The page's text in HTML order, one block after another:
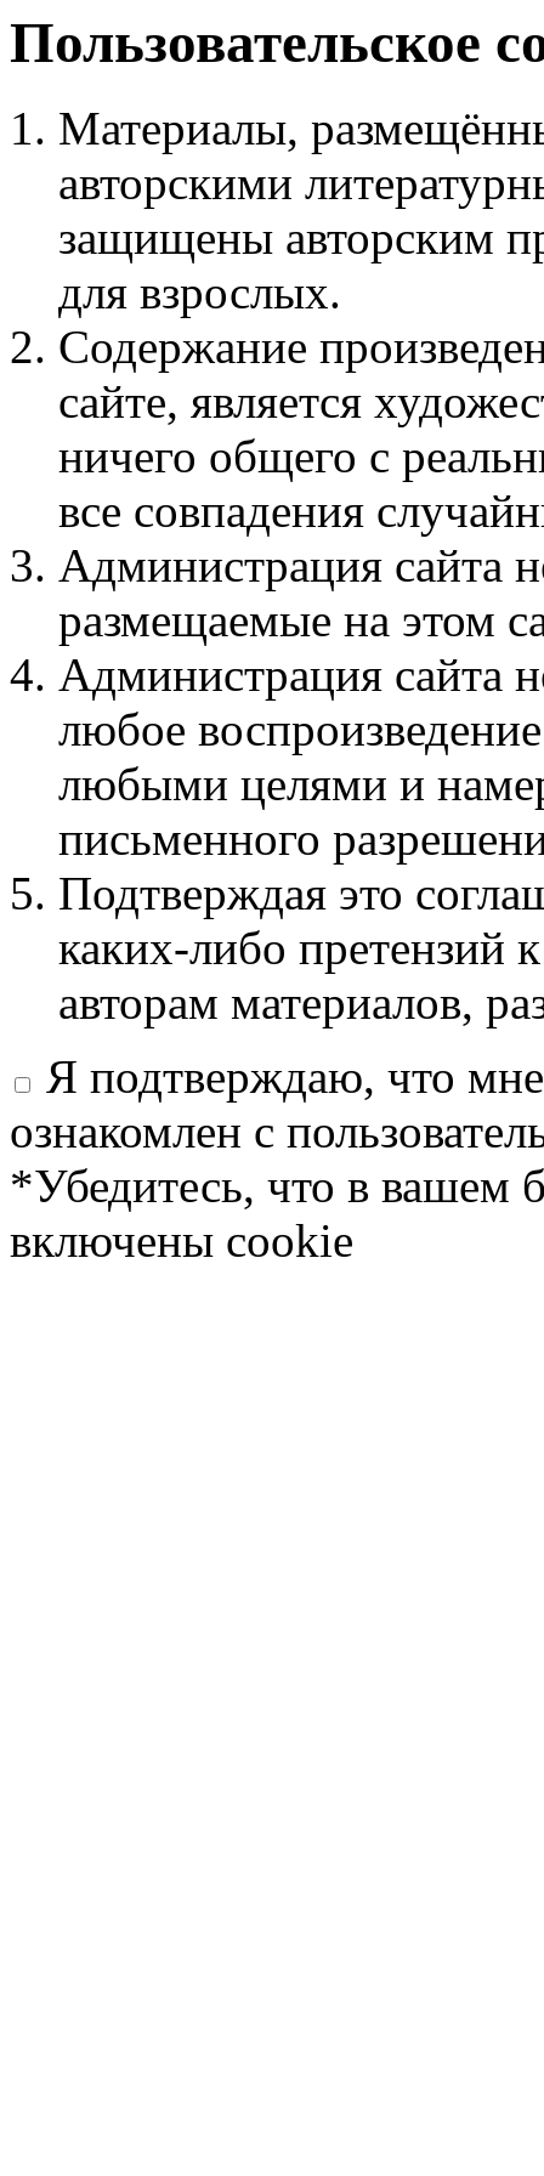
Пользовательское
Материалы,
авторскими
защищены авторским
для взрослых.
Содержание
сайте, является
ничего общего с
все совпадения
Администрация сайта
размещаемые на этом
Администрация сайта
любое
любыми целями и
письменного
Подтверждая это
каких-либо претензий
авторам материалов,
Я подтверждаю, что
ознакомлен с
*Убедитесь, что в вашем
включены cookie